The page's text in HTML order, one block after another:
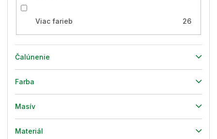
Viac farieb 26
Čalúnenie
Farba
Masív
Materiál